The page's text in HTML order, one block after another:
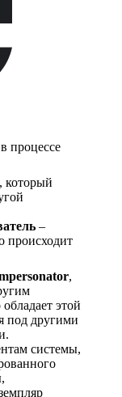
процессе
который
–
происходит
,
этой
под другими
системы,